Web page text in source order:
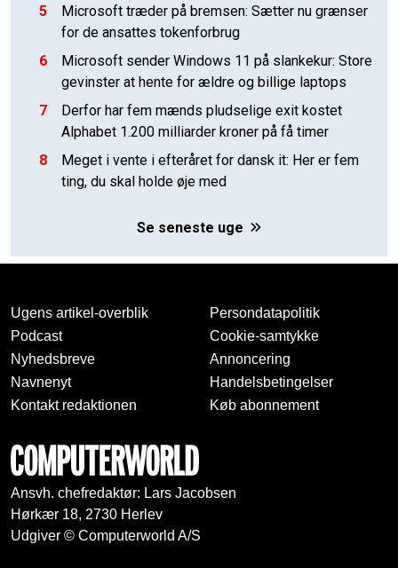
5
Microsoft træder på bremsen: Sætter nu grænser
for de ansattes tokenforbrug
6
Microsoft sender Windows 11 på slankekur: Store
gevinster at hente for ældre og billige laptops
7
Derfor har fem mænds pludselige exit kostet
Alphabet 1.200 milliarder kroner på få timer
8
Meget i vente i efteråret for dansk it: Her er fem
ting, du skal holde øje med
Se seneste uge
Ugens artikel-overblik
Podcast
Nyhedsbreve
Navnenyt
Kontakt redaktionen
Persondatapolitik
Cookie-samtykke
Annoncering
Handelsbetingelser
Køb abonnement
Ansvh. chefredaktør: Lars Jacobsen
Hørkær 18, 2730 Herlev
Udgiver © Computerworld A/S